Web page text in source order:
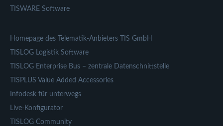
TISWARE Software
Homepage des Telematik-Anbieters TIS GmbH
TISLOG Logistik Software
TISLOG Enterprise Bus – zentrale Datenschnittstelle
TISPLUS Value Added Accessories
Infodesk für unterwegs
Live-Konfigurator
TISLOG Community